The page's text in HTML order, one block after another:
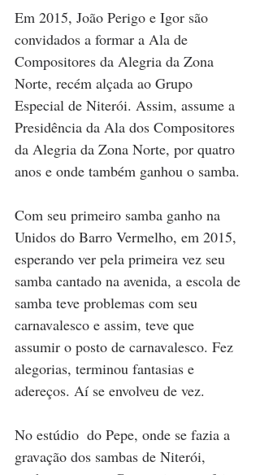
Em 2015, João Perigo e Igor são
convidados a formar a Ala de
Compositores da Alegria da Zona
Norte, recém alçada ao Grupo
Especial de Niterói. Assim, assume a
Presidência da Ala dos Compositores
da Alegria da Zona Norte, por quatro
anos e onde também ganhou o samba.
Com seu primeiro samba ganho na
Unidos do Barro Vermelho, em 2015,
esperando ver pela primeira vez seu
samba cantado na avenida, a escola de
samba teve problemas com seu
carnavalesco e assim, teve que
assumir o posto de carnavalesco. Fez
alegorias, terminou fantasias e
adereços. Aí se envolveu de vez.
No estúdio  do Pepe, onde se fazia a
gravação dos sambas de Niterói,